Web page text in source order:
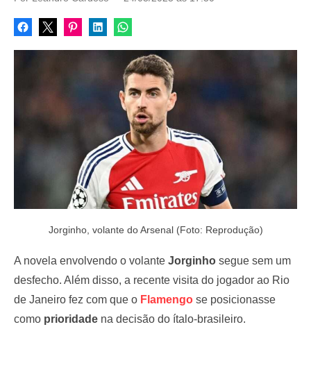
s
t
o
n
Jorginho, volante do Arsenal (Foto: Reprodução)
A novela envolvendo o volante Jorginho segue sem um
desfecho. Além disso, a recente visita do jogador ao Rio
de Janeiro fez com que o Flamengo se posicionasse
como prioridade na decisão do ítalo-brasileiro.